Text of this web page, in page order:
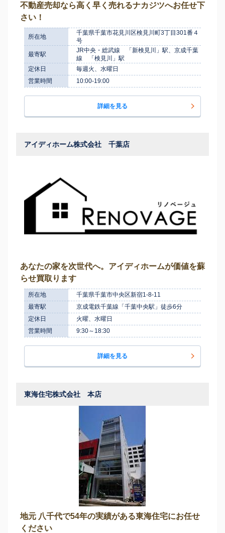
不動産売却なら高く早く売れるナカジツへお任せ下
さい！
所在地
千葉県千葉市花見川区検見川町3丁目301番４
号
最寄駅
JR中央・総武線 「新検見川」駅、京成千葉
線 「検見川」駅
定休日
毎週火、水曜日
営業時間
10:00-19:00
詳細を見る
アイディホーム株式会社 千葉店
あなたの家を次世代へ。アイディホームが価値を蘇
らせ買取ります
所在地
千葉県千葉市中央区新宿1-8-11
最寄駅
京成電鉄千葉線「千葉中央駅」徒歩6分
定休日
火曜、水曜日
営業時間
9:30～18:30
詳細を見る
東海住宅株式会社 本店
地元 八千代で54年の実績がある東海住宅にお任せ
ください